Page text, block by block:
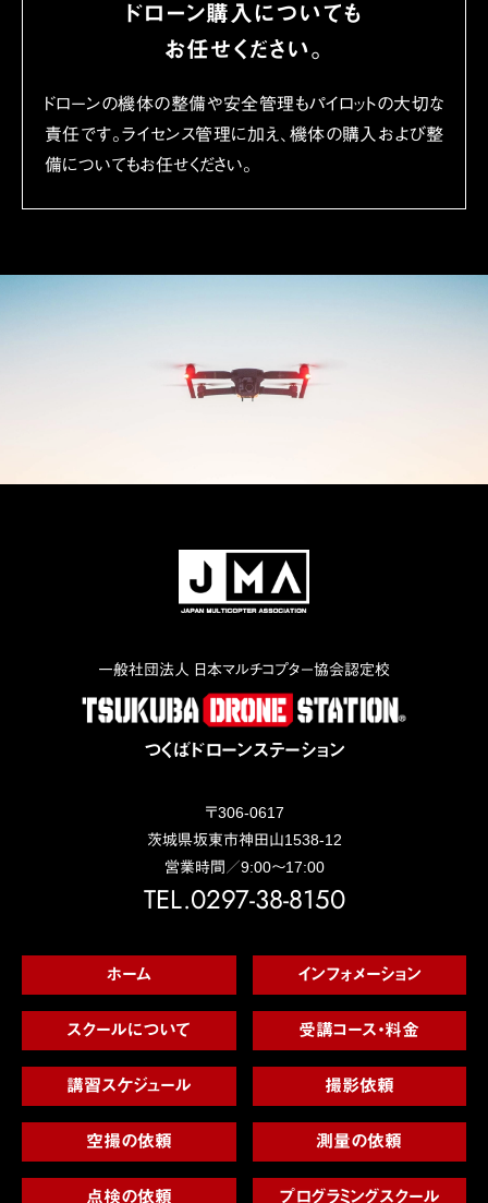
ドローン購入についても
お任せください。
ドローンの機体の整備や安全管理もパイロットの大切な
責任です。ライセンス管理に加え、機体の購入および整
備についてもお任せください。
一般社団法人 日本マルチコプター協会認定校
つくばドローンステーション
〒306-0617
茨城県坂東市神田山1538-12
営業時間／9:00～17:00
TEL.0297-38-8150
ホーム インフォメーション
スクールについて 受講コース・料金
講習スケジュール 撮影依頼
空撮の依頼 測量の依頼
点検の依頼 プログラミングスクール